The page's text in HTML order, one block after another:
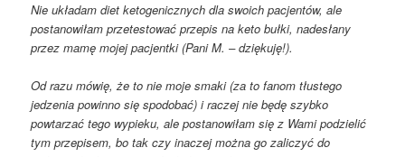
Nie układam diet ketogenicznych dla swoich pacjentów, ale
postanowiłam przetestować przepis na keto bułki, nadesłany
przez mamę mojej pacjentki (Pani M. – dziękuję!).
Od razu mówię, że to nie moje smaki (za to fanom tłustego
jedzenia powinno się spodobać) i raczej nie będę szybko
powtarzać tego wypieku, ale postanowiłam się z Wami podzielić
tym przepisem, bo tak czy inaczej można go zaliczyć do